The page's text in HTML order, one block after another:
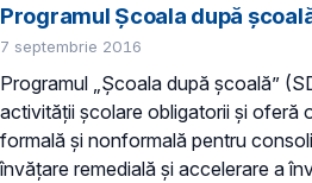
Programul Școala după
7 septembrie 2016
Programul „Școala după școală”
activității școlare obligatorii și oferă
formală și nonformală pentru
învățare remedială și accelerare a